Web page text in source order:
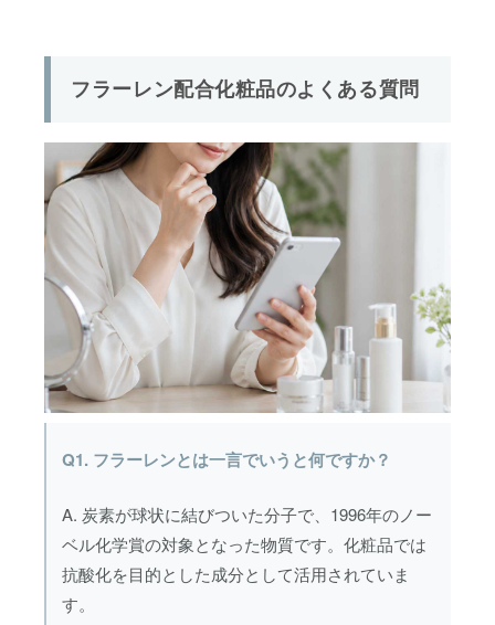
フラーレン配合化粧品のよくある質問
Q1. フラーレンとは一言でいうと何ですか？
A. 炭素が球状に結びついた分子で、1996年のノー
ベル化学賞の対象となった物質です。化粧品では
抗酸化を目的とした成分として活用されていま
す。